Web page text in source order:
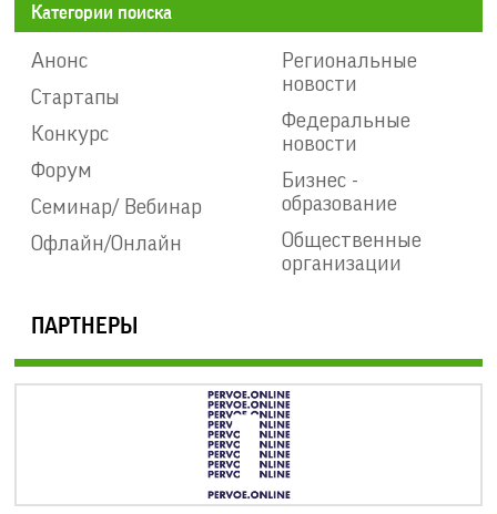
Категории поиска
Анонс
Стартапы
Конкурс
Форум
Семинар/ Вебинар
Офлайн/Онлайн
Региональные
новости
Федеральные
новости
Бизнес -
образование
Общественные
организации
ПАРТНЕРЫ